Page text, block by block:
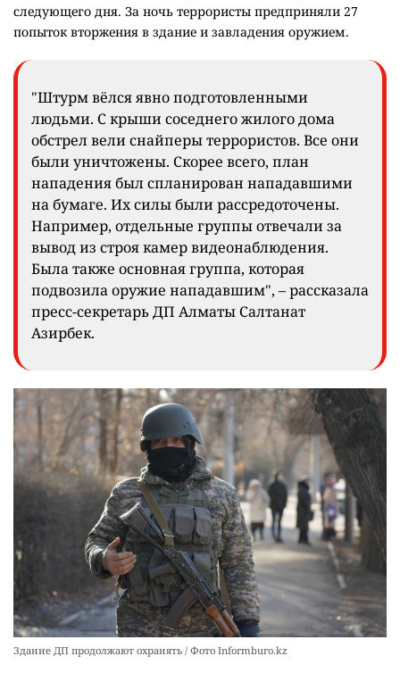
следующего дня. За ночь террористы предприняли 27
попыток вторжения в здание и завладения оружием.
"Штурм вёлся явно подготовленными
людьми. С крыши соседнего жилого дома
обстрел вели снайперы террористов. Все они
были уничтожены. Скорее всего, план
нападения был спланирован нападавшими
на бумаге. Их силы были рассредоточены.
Например, отдельные группы отвечали за
вывод из строя камер видеонаблюдения.
Была также основная группа, которая
подвозила оружие нападавшим", – рассказала
пресс-секретарь ДП Алматы Салтанат
Азирбек.
Здание ДП продолжают охранять / Фото Informburo.kz